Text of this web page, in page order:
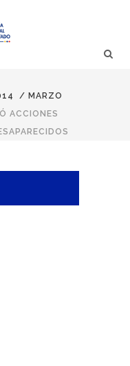
/ MARZO
ACCIONES